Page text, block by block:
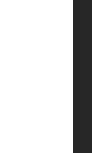
vagas